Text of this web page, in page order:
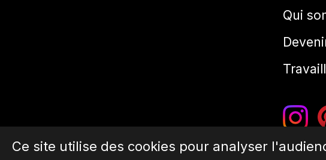
Qui
Ce site utilise des cookies pour analyser